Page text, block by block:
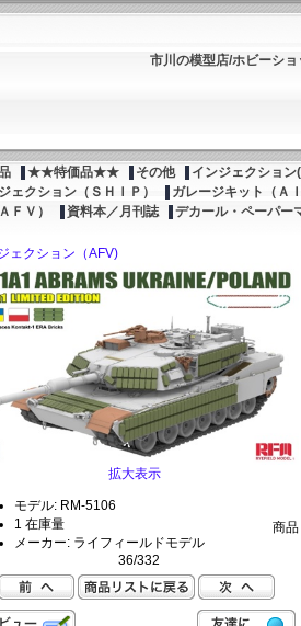
市川の模型店/ホビーシ
★★特価品★★ その他 インジェクショ
ェクション（ＳＨＩＰ） ガレージキット（Ａ
ＦＶ） 資料本／月刊誌 デカール・ペーパー
ェクション（AFV)
拡大表示
モデル: RM-5106
1 在庫量
メーカー: ライフィールドモデル
商品
36/332